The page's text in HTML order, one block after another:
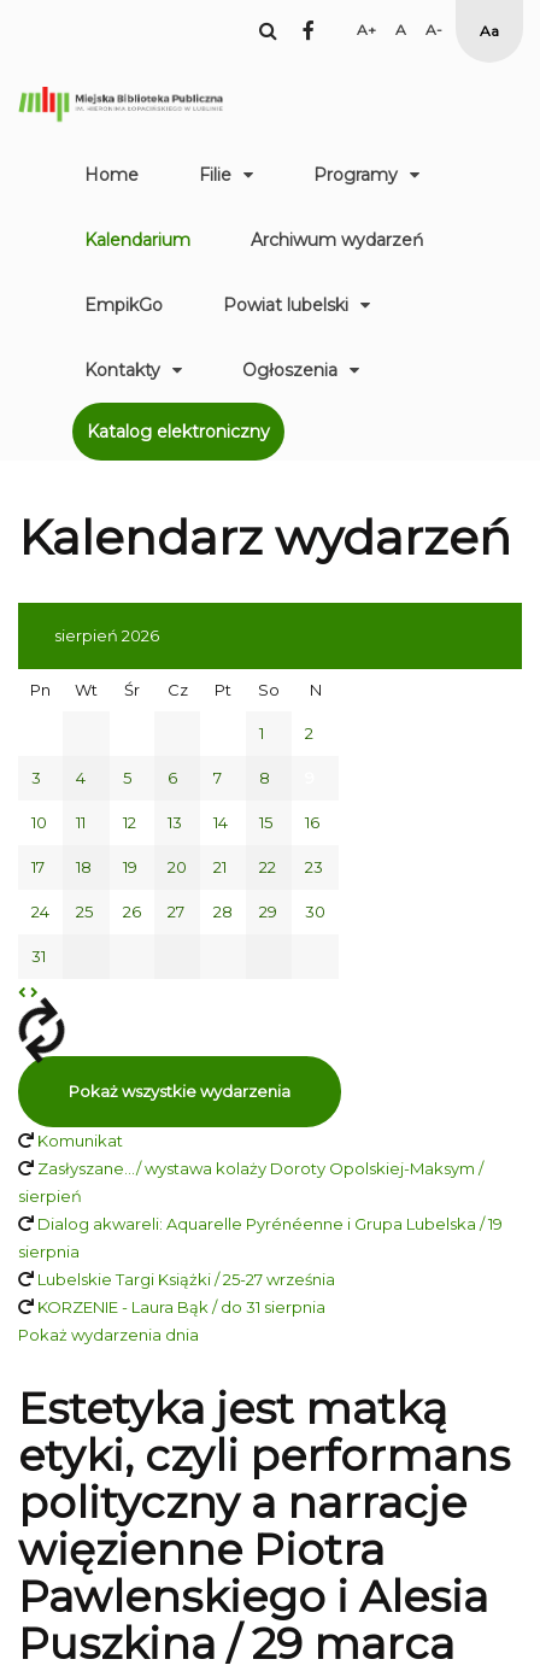
facebook
Set Set
Smaller
High
Home Filie Programy
Kalendarium Archiwum wydarzeń
EmpikGo Powiat lubelski
Kontakty Ogłoszenia
Katalog elektroniczny
Kalendarz wydarzeń
sierpień 2026
Pn Wt Śr Cz Pt So N
1 2
3 4 5 6 7 8
10 11 12 13 14 15 16
17 18 19 20 21 22 23
24 25 26 27 28 29 30
31
Pokaż wszystkie wydarzenia
Komunikat
Zasłyszane…/ wystawa kolaży Doroty Opolskiej-Maksym /
sierpień
Dialog akwareli: Aquarelle Pyrénéenne i Grupa Lubelska / 19
sierpnia
Lubelskie Targi Książki / 25-27 września
KORZENIE - Laura Bąk / do 31 sierpnia
Pokaż wydarzenia dnia
Estetyka jest matką
etyki, czyli performans
polityczny a narracje
więzienne Piotra
Pawlenskiego i Alesia
Puszkina / 29 marca